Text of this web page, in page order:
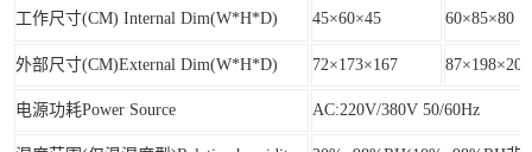
工作尺寸(CM) Internal Dim(W*H*D) 45×60×45 60×85×80
外部尺寸(CM)External Dim(W*H*D) 72×173×167 87×198×205
电源功耗Power Source AC:220V/380V 50/60Hz